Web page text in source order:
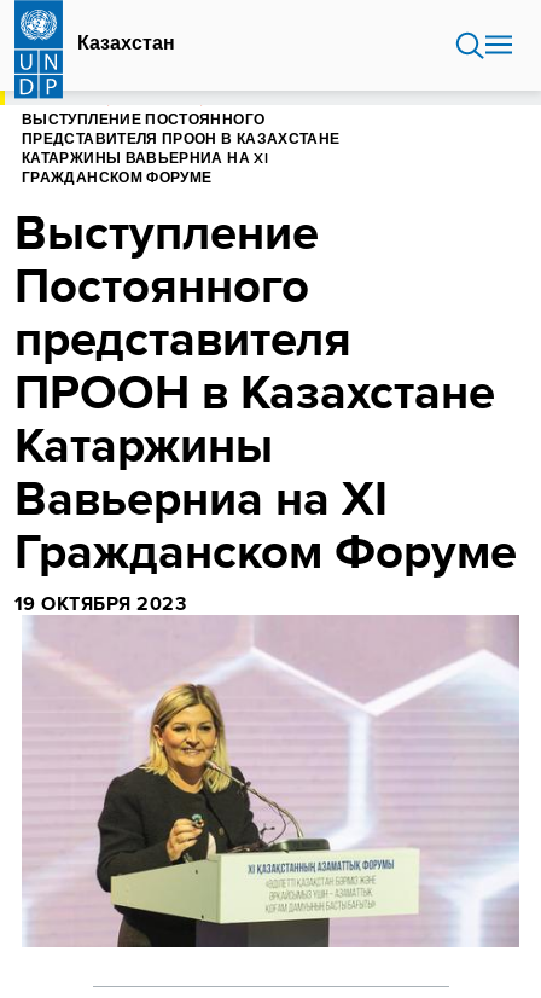
Перейти
основному
содержанию
Казахстан
ГЛАВНАЯ
ВЫСТУПЛЕНИЕ ПОСТОЯННОГО
ПРЕДСТАВИТЕЛЯ ПРООН В КАЗАХСТАНЕ
КАТАРЖИНЫ ВАВЬЕРНИА НА XI
ГРАЖДАНСКОМ ФОРУМЕ
Выступление
Постоянного
представителя
ПРООН в Казахстане
Катаржины
Вавьерниа на XI
Гражданском Форуме
19 ОКТЯБРЯ 2023